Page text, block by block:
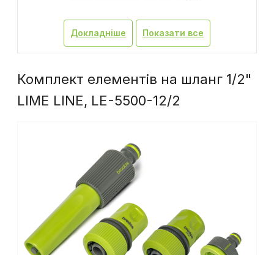
Докладніше Показати все
Комплект елементів на шланг 1/2"